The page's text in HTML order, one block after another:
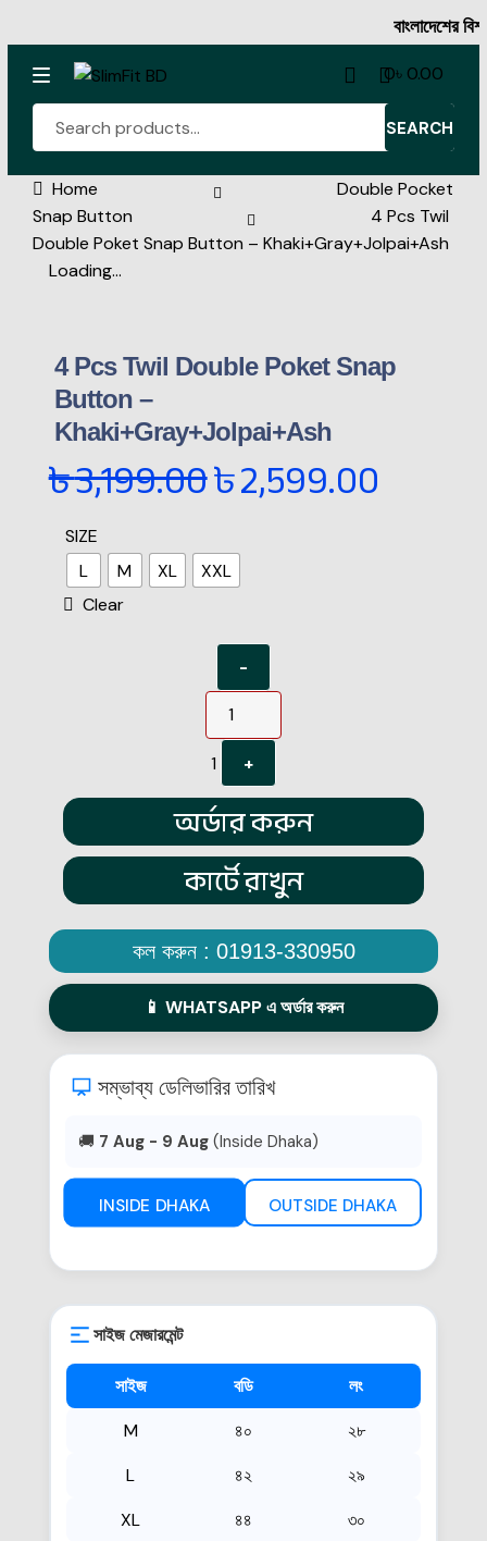
বাংলাদেশের বিশ্বস্ত
SEARCH
0৳ 0.00
Denim Shirt
Full Sleeve Shirt Collection
Rib Tshirt
Oxford Cotton Half Katua
Home
Double Pocket
Snap Button
4 Pcs Twil
Double Poket Snap Button – Khaki+Gray+Jolpai+Ash
Loading...
4 Pcs Twil Double Poket Snap
Button –
Khaki+Gray+Jolpai+Ash
৳3,199.00৳2,599.00
SIZE
L
M XL
XXL
Clear
-
1 +
অর্ডার করুন
কার্টে রাখুন
কল করুন : 01913-330950
📱 WHATSAPP এ অর্ডার করুন
সম্ভাব্য ডেলিভারির তারিখ
🚚 7 Aug - 9 Aug(Inside Dhaka)
INSIDE DHAKA OUTSIDE DHAKA
সাইজ মেজারমেন্ট
সাইজ বডি
লং
M
৪০
২৮
L
৪২
২৯
XL
৪৪
৩০